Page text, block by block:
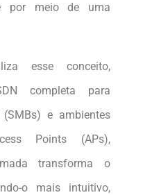
por meio de uma
esse conceito,
completa para
e ambientes
Points (APs),
transforma o
o mais intuitivo,